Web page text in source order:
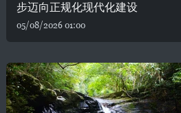
步迈向正规化现代化建设
05/08/2026 01:00